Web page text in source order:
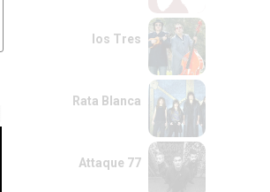
los Tres
Rata Blanca
Attaque 77